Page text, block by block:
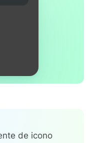
de icono